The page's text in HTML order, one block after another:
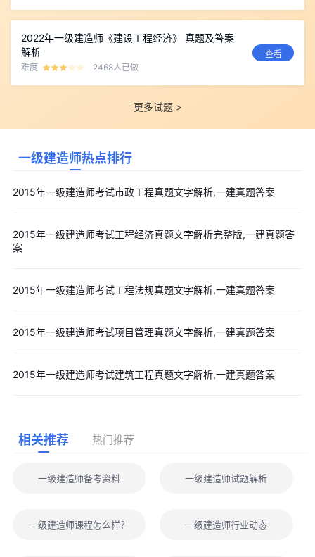
2022年一级建造师《建设工程经济》 真题及答案
解析
难度 2468人已做
查看
更多试题 >
一级建造师热点排行
2015年一级建造师考试市政工程真题文字解析,一建真题答案
2015年一级建造师考试工程经济真题文字解析完整版,一建真题答
案
2015年一级建造师考试工程法规真题文字解析,一建真题答案
2015年一级建造师考试项目管理真题文字解析,一建真题答案
2015年一级建造师考试建筑工程真题文字解析,一建真题答案
相关推荐 热门推荐
一级建造师备考资料 一级建造师试题解析
一级建造师课程怎么样？ 一级建造师行业动态